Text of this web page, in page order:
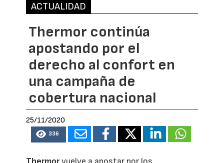
ACTUALIDAD
Thermor continúa
apostando por el
derecho al confort en
una campaña de
cobertura nacional
25/11/2020
336